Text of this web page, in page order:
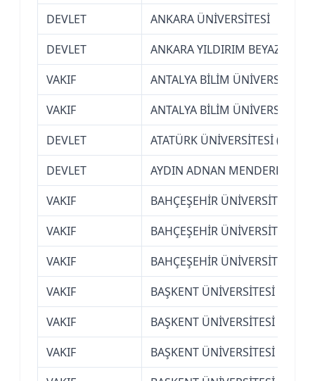
DEVLET
ANKARA ÜNİVERSİTESİ
DEVLET
ANKARA YILDIRIM BEYAZIT
VAKIF
ANTALYA BİLİM ÜNİVERSİTESİ
VAKIF
ANTALYA BİLİM ÜNİVERSİTESİ
DEVLET
ATATÜRK ÜNİVERSİTESİ
DEVLET
AYDIN ADNAN MENDERES
VAKIF
BAHÇEŞEHİR ÜNİVERSİTESİ
VAKIF
BAHÇEŞEHİR ÜNİVERSİTESİ
VAKIF
BAHÇEŞEHİR ÜNİVERSİTESİ
VAKIF
BAŞKENT ÜNİVERSİTESİ
VAKIF
BAŞKENT ÜNİVERSİTESİ
VAKIF
BAŞKENT ÜNİVERSİTESİ